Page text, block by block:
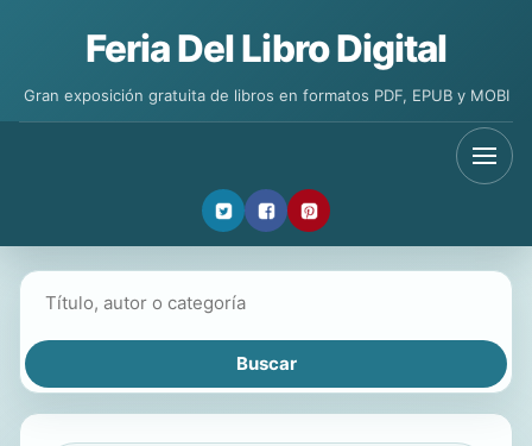
Feria Del Libro Digital
Gran exposición gratuita de libros en formatos PDF, EPUB y MOBI